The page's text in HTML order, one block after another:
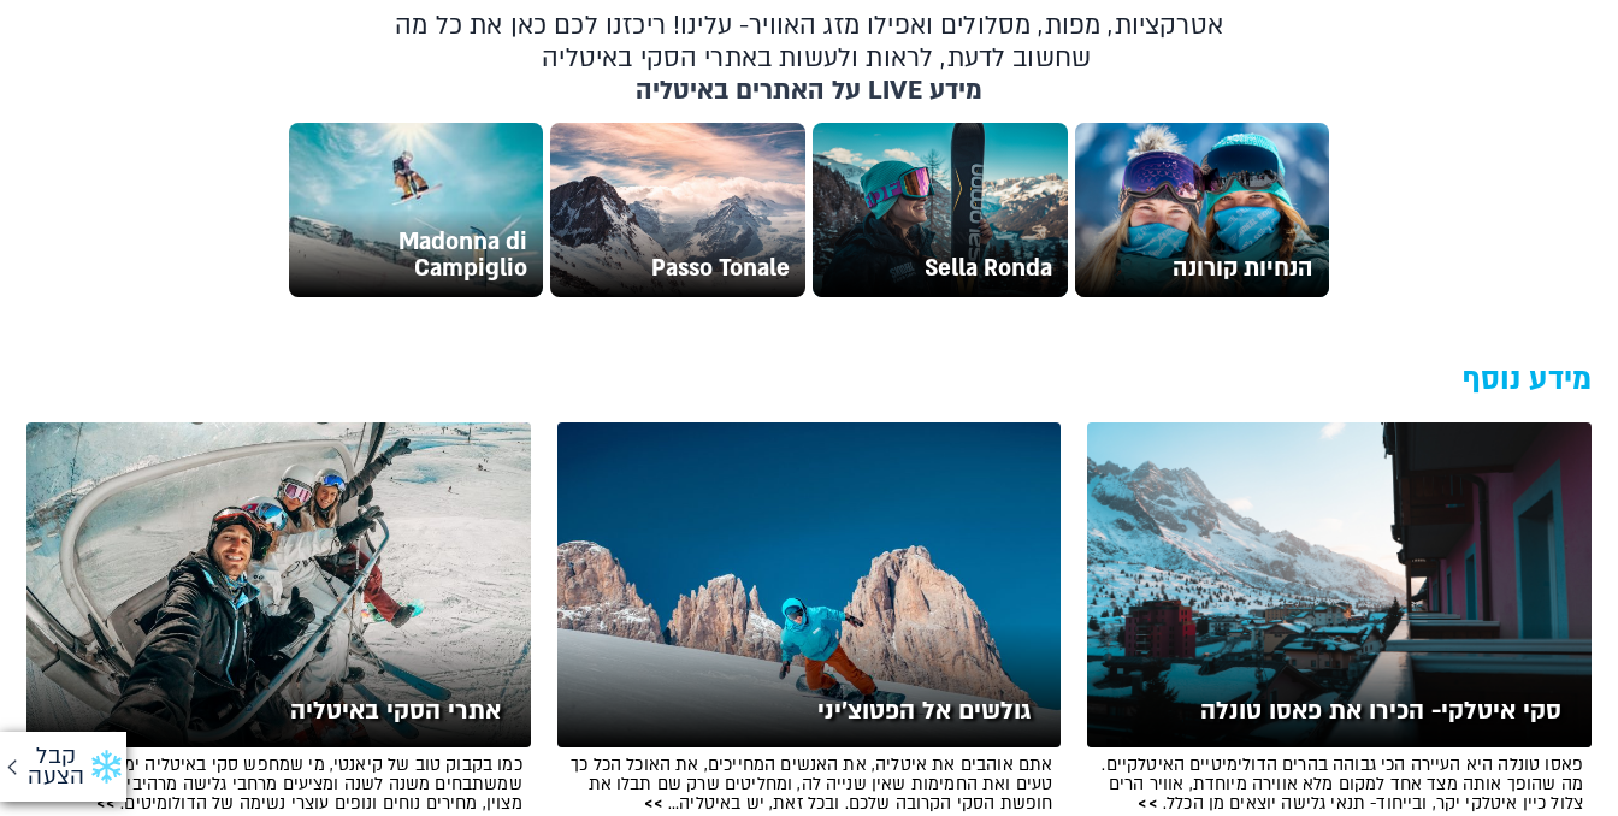
קבל
הצעה
מידע LIVE על האתרים באיטליה
אטרקציות, מפות, מסלולים ואפילו מזג האוויר- עלינו! ריכזנו לכם כאן את כל מה
שחשוב לדעת, לראות ולעשות באתרי הסקי באיטליה
הנחיות קורונה Sella Ronda
Passo Tonale
Madonna di
Campiglio
מידע נוסף
סקי איטלקי- הכירו את פאסו טונלה
פאסו טונלה היא העיירה הכי גבוהה בהרים הדולימיטיים האיטלקיים.
מה שהופך אותה מצד אחד למקום מלא אווירה מיוחדת, אוויר הרים
צלול כיין איטלקי יקר, ובייחוד- תנאי גלישה יוצאים מן הכלל. >>
גולשים אל הפטוצ׳יני
אתם אוהבים את איטליה, את האנשים המחייכים, את האוכל הכל כך
טעים ואת החמימות שאין שנייה לה, ומחליטים שרק שם תבלו את
חופשת הסקי הקרובה שלכם. ובכל זאת, יש באיטליה… >>
אתרי הסקי באיטליה
כמו בקבוק טוב של קיאנטי, מי שמחפש סקי באיטליה ימצא אתרים
שמשתבחים משנה לשנה ומציעים מרחבי גלישה מרהיבים, אוכל
מצוין, מחירים נוחים ונופים עוצרי נשימה של הדולומיטים.>>